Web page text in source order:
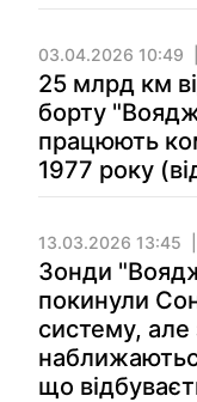
03.04.2026 10:49
25 млрд км
борту
працюють
1977 року
13.03.2026 13:45
Зонди
покинули
систему, але
що